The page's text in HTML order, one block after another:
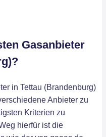
Gasanbieter
in Tettau (Brandenburg)
Anbieter zu
Kriterien zu
hierfür ist die